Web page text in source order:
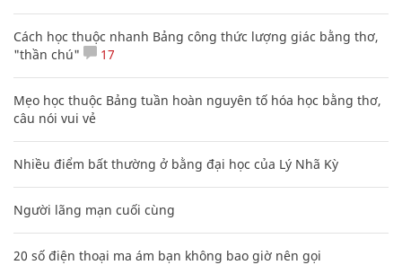
Cách học thuộc nhanh Bảng công thức lượng giác bằng thơ,
"thần chú"
17
Mẹo học thuộc Bảng tuần hoàn nguyên tố hóa học bằng thơ,
câu nói vui vẻ
Nhiều điểm bất thường ở bằng đại học của Lý Nhã Kỳ
Người lãng mạn cuối cùng
20 số điện thoại ma ám bạn không bao giờ nên gọi